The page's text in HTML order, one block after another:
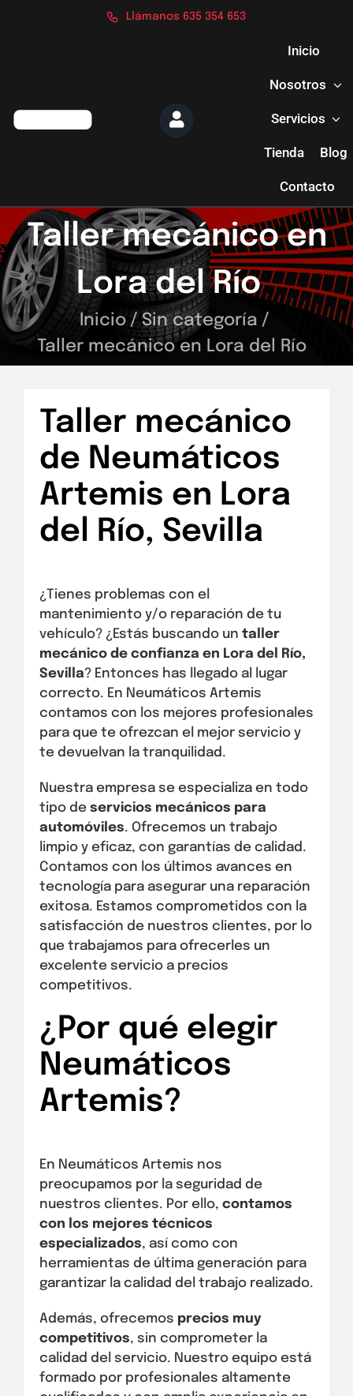
Llámanos 635 354 653
Inicio
Nosotros
Servicios
Tienda Blog
Contacto
Taller mecánico en
Lora del Río
Inicio / Sin categoría /
Taller mecánico en Lora del Río
Taller mecánico
de Neumáticos
Artemis en Lora
del Río, Sevilla
¿Tienes problemas con el
mantenimiento y/o reparación de tu
vehículo? ¿Estás buscando un taller
mecánico de confianza en Lora del Río,
Sevilla? Entonces has llegado al lugar
correcto. En Neumáticos Artemis
contamos con los mejores profesionales
para que te ofrezcan el mejor servicio y
te devuelvan la tranquilidad.
Nuestra empresa se especializa en todo
tipo de servicios mecánicos para
automóviles. Ofrecemos un trabajo
limpio y eficaz, con garantías de calidad.
Contamos con los últimos avances en
tecnología para asegurar una reparación
exitosa. Estamos comprometidos con la
satisfacción de nuestros clientes, por lo
que trabajamos para ofrecerles un
excelente servicio a precios
competitivos.
¿Por qué elegir
Neumáticos
Artemis?
En Neumáticos Artemis nos
preocupamos por la seguridad de
nuestros clientes. Por ello, contamos
con los mejores técnicos
especializados, así como con
herramientas de última generación para
garantizar la calidad del trabajo realizado.
Además, ofrecemos precios muy
competitivos, sin comprometer la
calidad del servicio. Nuestro equipo está
formado por profesionales altamente